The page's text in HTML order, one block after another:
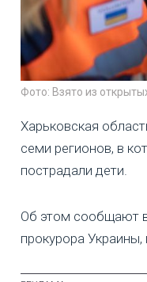
Фото: Взято из
Харьковская
семи регионов, в
пострадали дети.
Об этом сообщают
прокурора Украины,